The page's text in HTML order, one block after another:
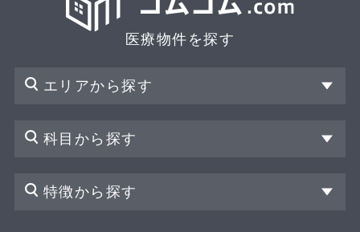
医療物件を探す
エリアから探す
科目から探す
特徴から探す